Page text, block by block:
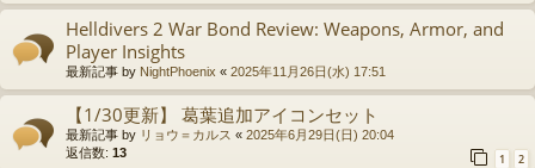
Helldivers 2 War Bond Review: Weapons, Armor, and
Player Insights
最新記事 by NightPhoenix « 2025年11月26日(水) 17:51
【1/30更新】 葛葉追加アイコンセット
最新記事 by リョウ＝カルス « 2025年6月29日(日) 20:04
返信数: 13 1 2